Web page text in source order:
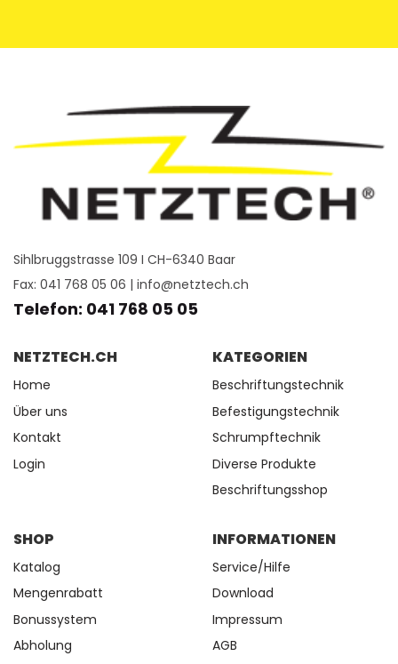
Sihlbruggstrasse 109 I CH-6340 Baar
Fax: 041 768 05 06 | info@netztech.ch
Telefon: 041 768 05 05
NETZTECH.CH
Home
Über uns
Kontakt
Login
KATEGORIEN
Beschriftungstechnik
Befestigungstechnik
Schrumpftechnik
Diverse Produkte
Beschriftungsshop
SHOP
Katalog
Mengenrabatt
Bonussystem
Abholung
INFORMATIONEN
Service/Hilfe
Download
Impressum
AGB